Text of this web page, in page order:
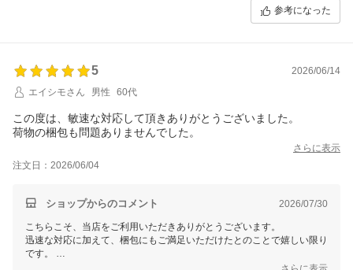
参考になった
5
2026/06/14
エイシモさん
男性 60代
この度は、敏速な対応して頂きありがとうございました。
荷物の梱包も問題ありませんでした。
さらに表示
注文日：2026/06/04
ショップからのコメント 2026/07/30
こちらこそ、当店をご利用いただきありがとうございます。
迅速な対応に加えて、梱包にもご満足いただけたとのことで嬉しい限り
です。
今後もお客様に喜んでいただけるサービスを提供できるよう努めてまい